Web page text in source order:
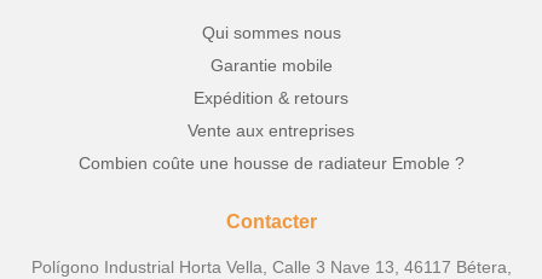
Qui sommes nous
Garantie mobile
Expédition & retours
Vente aux entreprises
Combien coûte une housse de radiateur Emoble ?
Contacter
Polígono Industrial Horta Vella, Calle 3 Nave 13, 46117 Bétera,